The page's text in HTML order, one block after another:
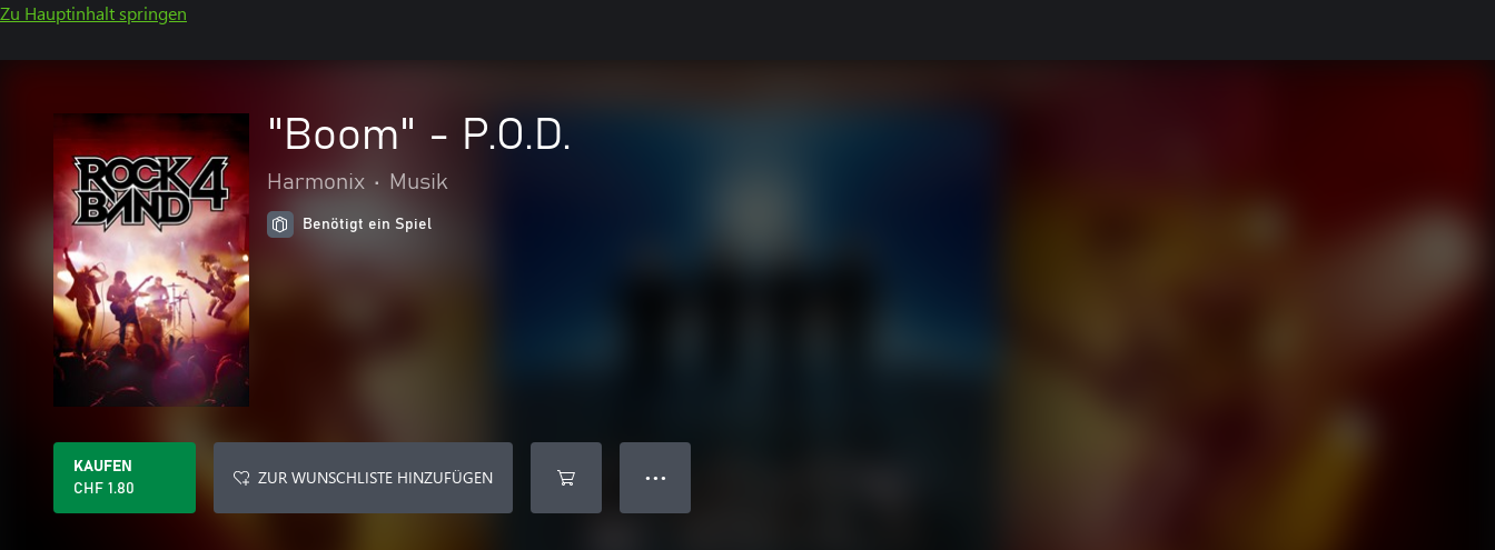
Zu Hauptinhalt springen
"Boom" - P.O.D.
Harmonix • Musik
Benötigt ein Spiel
KAUFEN
CHF 1.80
ZUR WUNSCHLISTE HINZUFÜGEN ● ● ●